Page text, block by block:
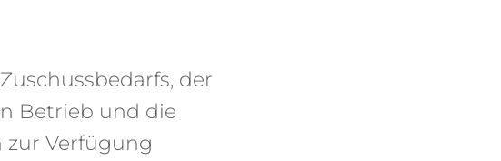
der
Betrieb und die
Verfügung